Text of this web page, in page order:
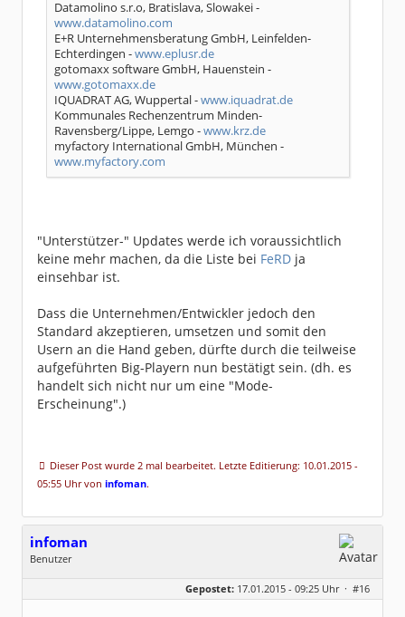
Datamolino s.r.o, Bratislava, Slowakei -
www.datamolino.com
E+R Unternehmensberatung GmbH, Leinfelden-
Echterdingen -www.eplusr.de
gotomaxx software GmbH, Hauenstein -
www.gotomaxx.de
IQUADRAT AG, Wuppertal -www.iquadrat.de
Kommunales Rechenzentrum Minden-
Ravensberg/Lippe, Lemgo -www.krz.de
myfactory International GmbH, München -
www.myfactory.com
"Unterstützer-" Updates werde ich voraussichtlich
keine mehr machen, da die Liste bei FeRD ja
einsehbar ist.
Dass die Unternehmen/Entwickler jedoch den
Standard akzeptieren, umsetzen und somit den
Usern an die Hand geben, dürfte durch die teilweise
aufgeführten Big-Playern nun bestätigt sein. (dh. es
handelt sich nicht nur um eine "Mode-
Erscheinung".)
Dieser Post wurde 2 mal bearbeitet. Letzte Editierung: 10.01.2015 -
05:55 Uhr von infoman.
infoman
Benutzer
Dabei seit:
06 / 2008
Gepostet: 17.01.2015 - 09:25 Uhr · #16